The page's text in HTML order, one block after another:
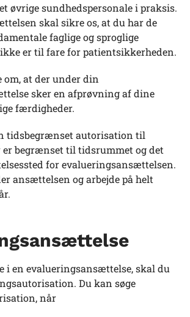
øvrige sundhedspersonale i praksis.
skal sikre os, at du har de
faglige og sproglige
er til fare for patientsikkerheden.
om, at der under din
sker en afprøvning af dine
færdigheder.
tidsbegrænset autorisation til
begrænset til tidsrummet og det
for evalueringsansættelsen.
ansættelsen og arbejde på helt
i en evalueringsansættelse, skal du
Du kan søge
når